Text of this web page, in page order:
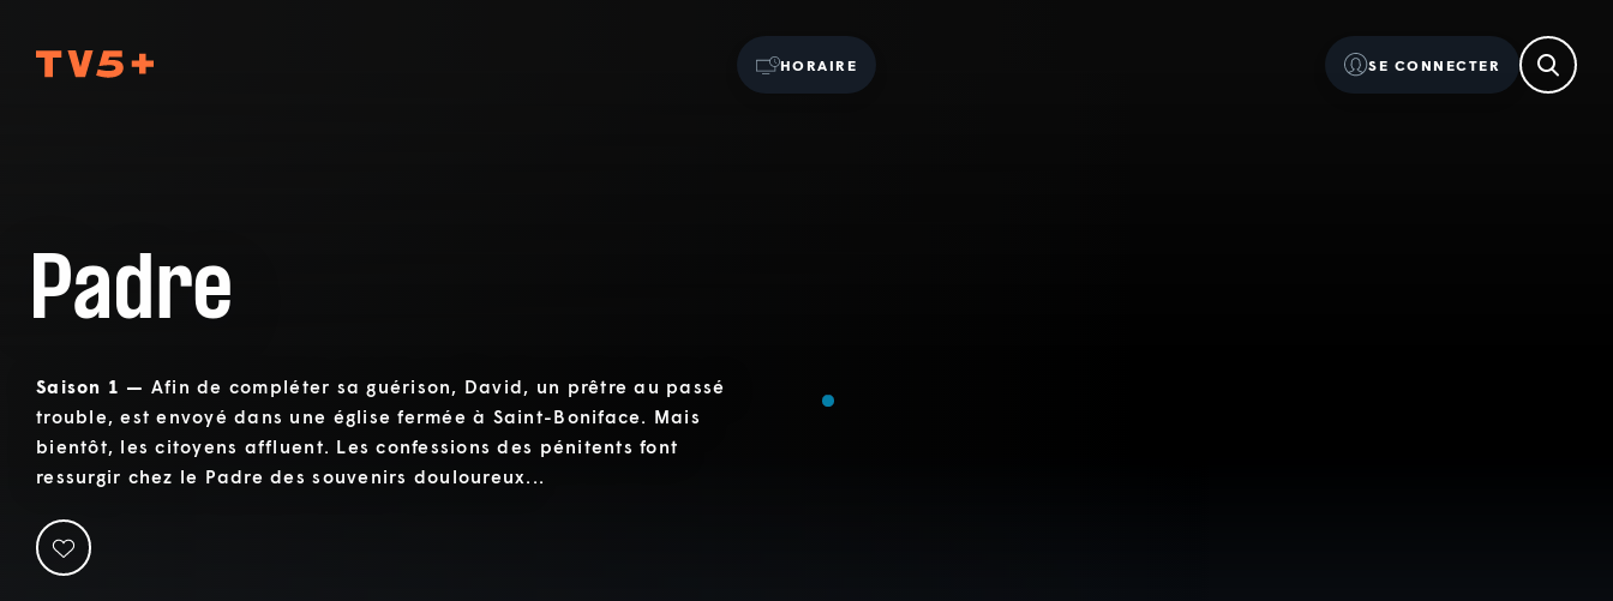
HORAIRE SE CONNECTER
Padre
Saison 1 — Afin de compléter sa guérison, David, un prêtre au passé
trouble, est envoyé dans une église fermée à Saint-Boniface. Mais
bientôt, les citoyens affluent. Les confessions des pénitents font
ressurgir chez le Padre des souvenirs douloureux...